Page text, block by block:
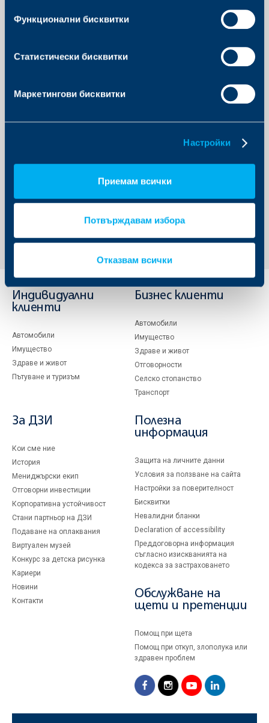
Функционални бисквитки
Статистически бисквитки
Маркетингови бисквитки
Настройки
Приемам всички
Потвърждавам избора
Отказвам всички
„
КВС Груп в България категорично се налага като най-
Устойчивостта и отличните бизнес резултати обаче се
градят от усилията на всеки един колега.
външни събития, а и до вътрешния живот, който кипи в
групата – точно този, който ежедневно изпълва
отличния ни имидж навън със съдържание. Екип Синьо
покорим дори по-високи върхове!“, коментира
премериха сили в 14 конкурсни категории.
Обратно към всички новини
Индивидуални
клиенти
Автомобили
Имущество
Здраве и живот
Пътуване и туризъм
Бизнес клиенти
Автомобили
Имущество
Здраве и живот
Отговорности
Селско стопанство
Транспорт
За ДЗИ
Кои сме ние
История
Мениджърски екип
Отговорни инвестиции
Корпоративна устойчивост
Стани партньор на ДЗИ
Подаване на оплаквания
Виртуален музей
Конкурс за детска рисунка
Кариери
Новини
Контакти
Полезна
информация
Защита на личните данни
Условия за ползване на сайта
Настройки за поверителност
Бисквитки
Невалидни бланки
Declaration of accessibility
Преддоговорна информация
съгласно изискванията на
кодекса за застраховането
Обслужване на
щети и претенции
Помощ при щета
Помощ при откуп, злополука или
здравен проблем